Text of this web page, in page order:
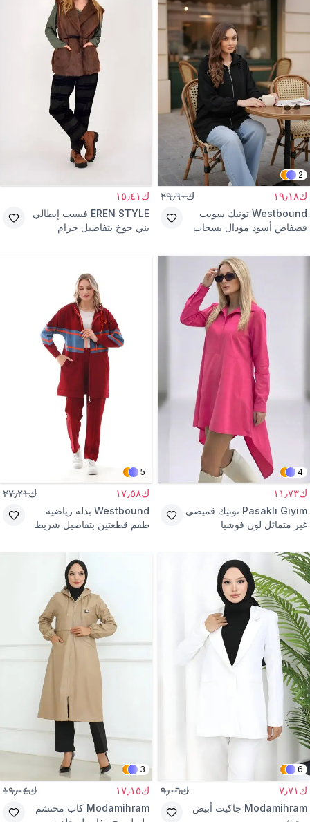
2
ك١٩٫١٨ ك٢٩٫٦٠
Westbound تونيك سويت
فضفاض أسود مودال بسحاب
ك١٥٫٤١
EREN STYLE فيست إيطالي
بني جوخ بتفاصيل حزام
4
ك١١٫٧٣
Pasaklı Giyim تونيك قميصي
غير متماثل لون فوشيا
5
ك١٧٫٥٨ ك٢٧٫٢١
Westbound بدلة رياضية
طقم قطعتين بتفاصيل شريط
6
ك٧٫٧١ ك٩٫٠٦
Modamihram جاكيت أبيض
3
ك١٧٫١٥ ك١٩٫٠٤
Modamihram كاب محتشم